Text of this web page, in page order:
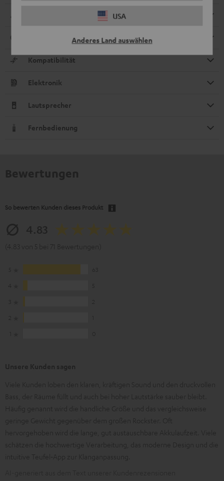
USA
Anderes Land auswählen
Kompatibilität
Elektronik
Lautsprecher
Fernbedienung
So bewerten Kunden dieses Produkt